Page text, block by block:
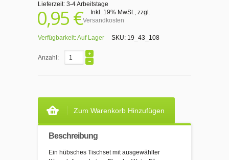
Lieferzeit: 3-4 Arbeitstage
0,95 € Inkl. 19% MwSt., zzgl.
Versandkosten
Verfügbarkeit:Auf Lager SKU: 19_43_108
Anzahl:
Zum Warenkorb Hinzufügen
Beschreibung
Ein hübsches Tischset mit ausgewählter